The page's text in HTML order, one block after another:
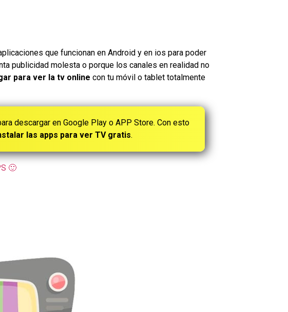
que funcionan en Android y en ios para poder
publicidad molesta o porque los canales en realidad no
para ver la tv online con tu móvil o tablet totalmente
descargar en Google Play o APP Store. Con esto
las apps para ver TV gratis.
🙂